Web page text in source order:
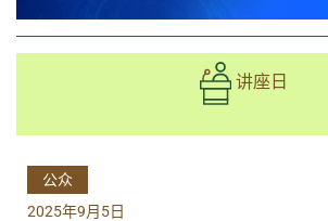
讲座日
公众
2025年9月5日